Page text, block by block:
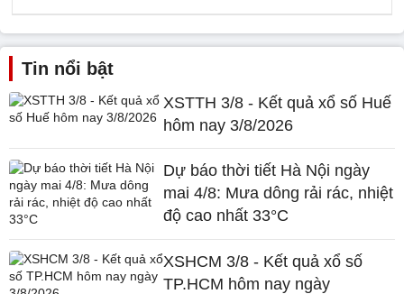
Tin nổi bật
XSTTH 3/8 - Kết quả xổ số Huế
hôm nay 3/8/2026
Dự báo thời tiết Hà Nội ngày
mai 4/8: Mưa dông rải rác, nhiệt
độ cao nhất 33°C
XSHCM 3/8 - Kết quả xổ số
TP.HCM hôm nay ngày